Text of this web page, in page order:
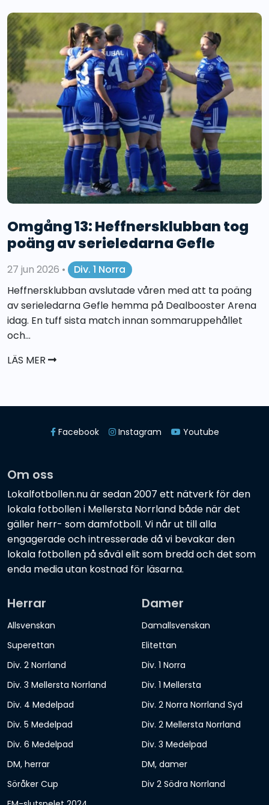
Omgång 13: Heffnersklubban tog
poäng av serieledarna Gefle
27 jun 2026 •
Div. 1 Norra
Heffnersklubban avslutade våren med att ta poäng
av serieledarna Gefle hemma på Dealbooster Arena
idag. En tuff sista match innan sommaruppehållet
och...
LÄS MER
Facebook Instagram Youtube
Om oss
Lokalfotbollen.nu är sedan 2007 ett nätverk för den
lokala fotbollen i Mellersta Norrland både när det
gäller herr- som damfotboll. Vi når ut till alla
engagerade och intresserade då vi bevakar den
lokala fotbollen på såväl elit som bredd och det som
enda media utan kostnad för läsarna.
Herrar
Allsvenskan
Superettan
Div. 2 Norrland
Div. 3 Mellersta Norrland
Div. 4 Medelpad
Div. 5 Medelpad
Div. 6 Medelpad
DM, herrar
Söråker Cup
Damer
Damallsvenskan
Elitettan
Div. 1 Norra
Div. 1 Mellersta
Div. 2 Norra Norrland Syd
Div. 2 Mellersta Norrland
Div. 3 Medelpad
DM, damer
Div 2 Södra Norrland